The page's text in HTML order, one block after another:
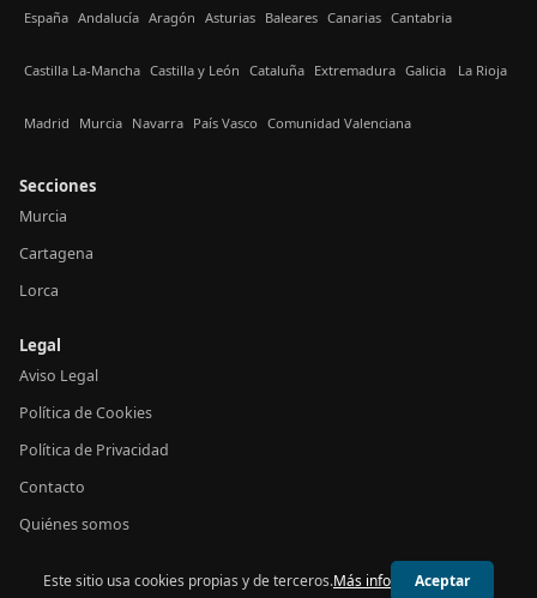
España Andalucía Aragón Asturias Baleares Canarias Cantabria
Castilla La-Mancha Castilla y León Cataluña Extremadura Galicia La Rioja
Madrid Murcia Navarra País Vasco Comunidad Valenciana
Secciones
Murcia
Cartagena
Lorca
Legal
Aviso Legal
Política de Cookies
Política de Privacidad
Contacto
Quiénes somos
© 2026 24h Murcia
Este sitio usa cookies propias y de terceros.Más info Aceptar